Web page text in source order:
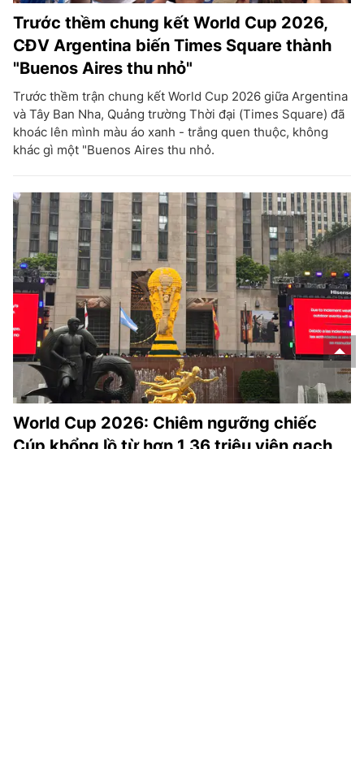
Trước thềm chung kết World Cup 2026,
CĐV Argentina biến Times Square thành
"Buenos Aires thu nhỏ"
Trước thềm trận chung kết World Cup 2026 giữa Argentina
và Tây Ban Nha, Quảng trường Thời đại (Times Square) đã
khoác lên mình màu áo xanh - trắng quen thuộc, không
khác gì một "Buenos Aires thu nhỏ.
World Cup 2026: Chiêm ngưỡng chiếc
Cúp khổng lồ từ hơn 1,36 triệu viên gạch